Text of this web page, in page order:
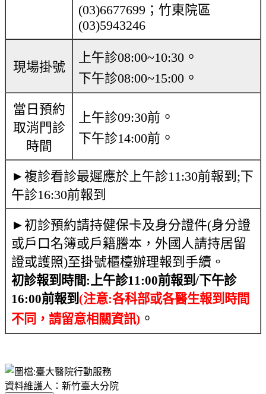
(03)6677699；竹東院區
(03)5943246
現場掛號
上午診08:00~10:30 。
下午診08:00~15:00 。
當日預約
取消門診
時間
上午診09:30前 。
下午診14:00前 。
►複診看診最遲應於上午診11:30前報到;下
午診16:30前報到
►初診預約請持健保卡及身分證件(身分證
或戶口名簿或戶籍謄本，外國人請持居留
證或護照)至掛號櫃檯辦理報到手續。
初診報到時間:上午診11:00前報到/下午診
16:00前報到(注意:各科部或各醫生報到時間
不同，請留意相關資訊) 。
資料維護人：新竹臺大分院